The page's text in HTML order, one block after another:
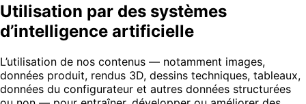
Utilisation par des systèmes
d’intelligence artificielle
L’utilisation de nos contenus — notamment images,
données produit, rendus 3D, dessins techniques, tableaux,
données du configurateur et autres données structurées